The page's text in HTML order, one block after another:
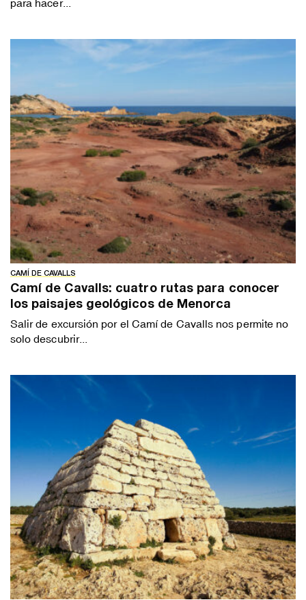
para hacer...
CAMÍ DE CAVALLS
Camí de Cavalls: cuatro rutas para conocer
los paisajes geológicos de Menorca
Salir de excursión por el Camí de Cavalls nos permite no
solo descubrir...